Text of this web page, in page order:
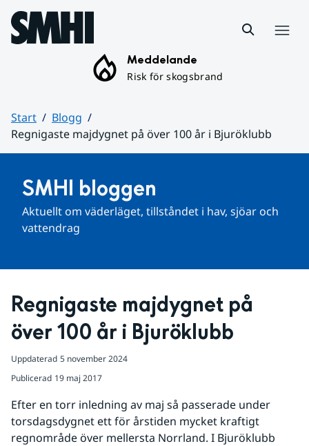
Hoppa till sidans innehåll
Meddelande
Risk för skogsbrand
Start
Blogg
Regnigaste majdygnet på över 100 år i Bjuröklubb
SMHI bloggen
Aktuellt om väderläget, tillståndet i hav, sjöar och
vattendrag
Regnigaste majdygnet på
över 100 år i Bjuröklubb
Uppdaterad 5 november 2024
Publicerad 19 maj 2017
Efter en torr inledning av maj så passerade under
torsdagsdygnet ett för årstiden mycket kraftigt
regnområde över mellersta Norrland. I Bjuröklubb